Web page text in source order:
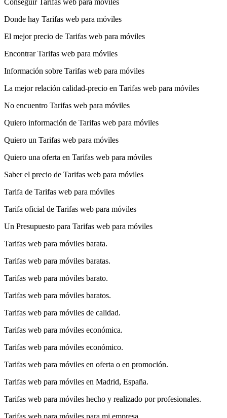
Donde hay Tarifas web para móviles
El mejor precio de Tarifas web para móviles
Encontrar Tarifas web para móviles
Información sobre Tarifas web para móviles
La mejor relación calidad-precio en Tarifas web para móviles
No encuentro Tarifas web para móviles
Quiero información de Tarifas web para móviles
Quiero un Tarifas web para móviles
Quiero una oferta en Tarifas web para móviles
Saber el precio de Tarifas web para móviles
Tarifa de Tarifas web para móviles
Tarifa oficial de Tarifas web para móviles
Un Presupuesto para Tarifas web para móviles
Tarifas web para móviles barata.
Tarifas web para móviles baratas.
Tarifas web para móviles barato.
Tarifas web para móviles baratos.
Tarifas web para móviles de calidad.
Tarifas web para móviles económica.
Tarifas web para móviles económico.
Tarifas web para móviles en oferta o en promoción.
Tarifas web para móviles en Madrid, España.
Tarifas web para móviles hecho y realizado por profesionales.
Tarifas web para móviles para mi empresa.